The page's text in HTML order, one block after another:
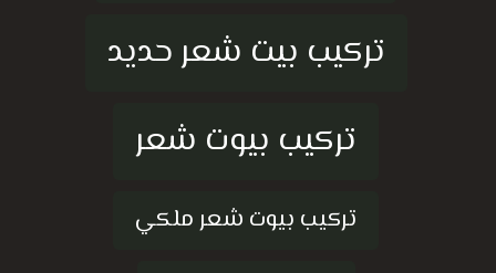
تركيب بيت شعر حديد
تركيب بيوت شعر
تركيب بيوت شعر ملكي